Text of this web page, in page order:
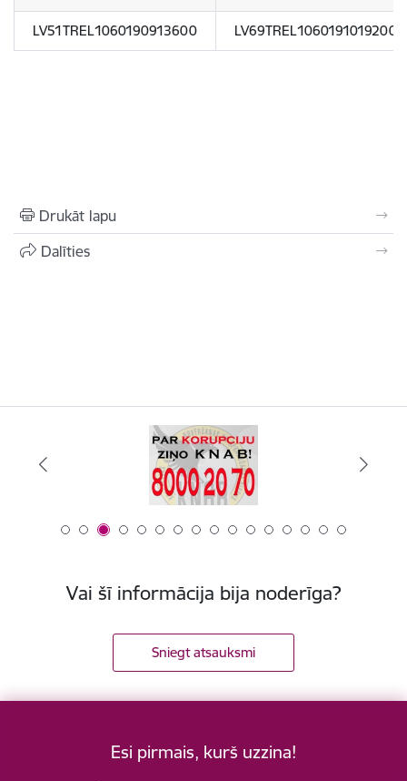
LV51TREL1060190913600 LV69TREL1060191019200
Drukāt lapu
Dalīties
Vai šī informācija bija noderīga?
Sniegt atsauksmi
Esi pirmais, kurš uzzina!